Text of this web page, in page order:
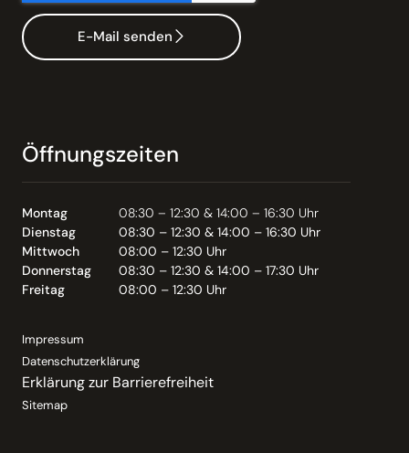
E-Mail senden
Öffnungszeiten
Montag
08:30 – 12:30 & 14:00 – 16:30 Uhr
Dienstag
08:30 – 12:30 & 14:00 – 16:30 Uhr
Mittwoch
08:00 – 12:30 Uhr
Donnerstag
08:30 – 12:30 & 14:00 – 17:30 Uhr
Freitag
08:00 – 12:30 Uhr
Impressum
Datenschutzerklärung
Erklärung zur Barrierefreiheit
Sitemap